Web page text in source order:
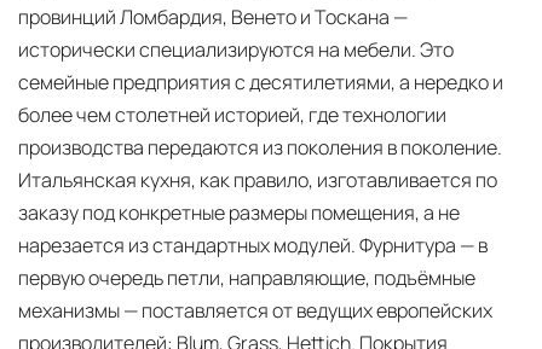
провинций Ломбардия, Венето и Тоскана —
исторически специализируются на мебели. Это
семейные предприятия с десятилетиями, а нередко и
более чем столетней историей, где технологии
производства передаются из поколения в поколение.
Итальянская кухня, как правило, изготавливается по
заказу под конкретные размеры помещения, а не
нарезается из стандартных модулей. Фурнитура — в
первую очередь петли, направляющие, подъёмные
механизмы — поставляется от ведущих европейских
производителей: Blum, Grass, Hettich. Покрытия